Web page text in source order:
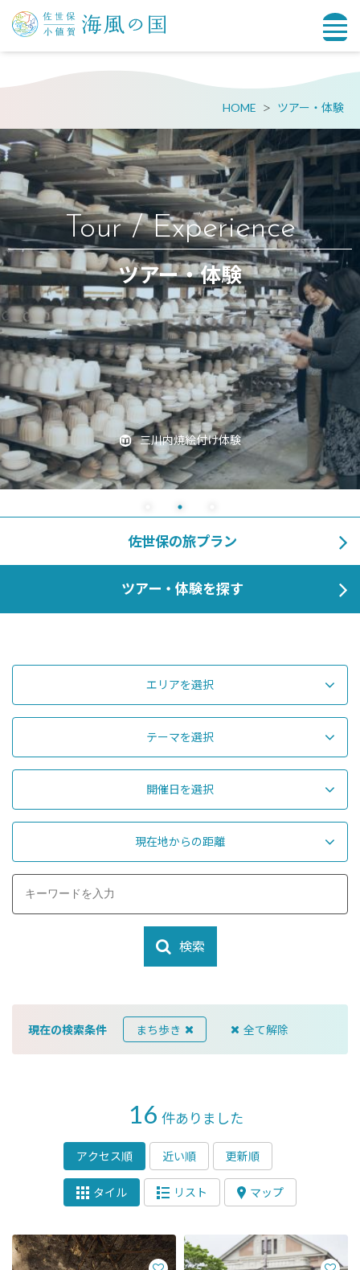
HOME ツアー・体験
Tour / Experience
ツアー・体験
三川内焼絵付け体験
佐世保の旅プラン
ツアー・体験を探す
エリアを選択
テーマを選択
開催日を選択
現在地からの距離
検索
現在の検索条件 まち歩き 全て解除
16 件ありました
アクセス順 近い順 更新順
タイル リスト マップ